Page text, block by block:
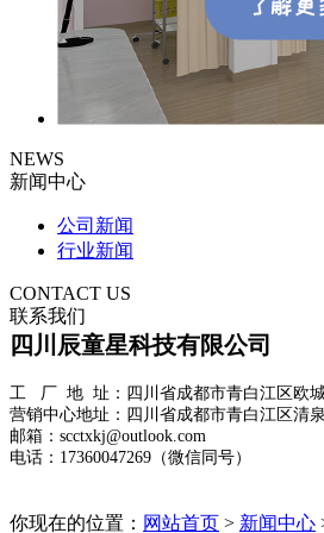
NEWS
新闻中心
公司新闻
行业新闻
CONTACT US
联系我们
四川辰童星科技有限公司
工 厂 地 址：四川省成都市青白江区欧城
营销中心地址：四川省成都市青白江区清
邮箱：scctxkj@outlook.com
电话：17360047269（微信同号）
你现在的位置： 网站首页 > 新闻中心